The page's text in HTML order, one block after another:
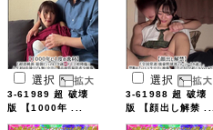
選択
3-61989 超 破壊
版 【1000年 ...
選択
3-61988 超 破壊
版 【顔出し解禁 ...